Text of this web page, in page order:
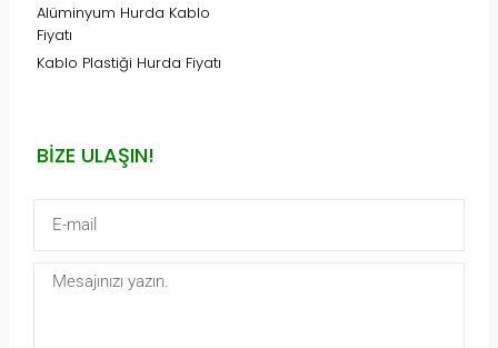
Alüminyum Hurda Kablo
Fiyatı
Kablo Plastiği Hurda Fiyatı
BIZE ULAŞIN!